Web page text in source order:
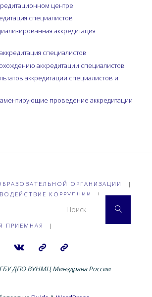
центре
специалистов
аккредитация
специалистов
аккредитации специалистов
аккредитации специалистов и
проведение аккредитации
ОРГАНИЗАЦИИ
|
КОРРУПЦИИ
|
ПРИЁМНАЯ |
Поиск
ДПО ВУНМЦ Минздрава России